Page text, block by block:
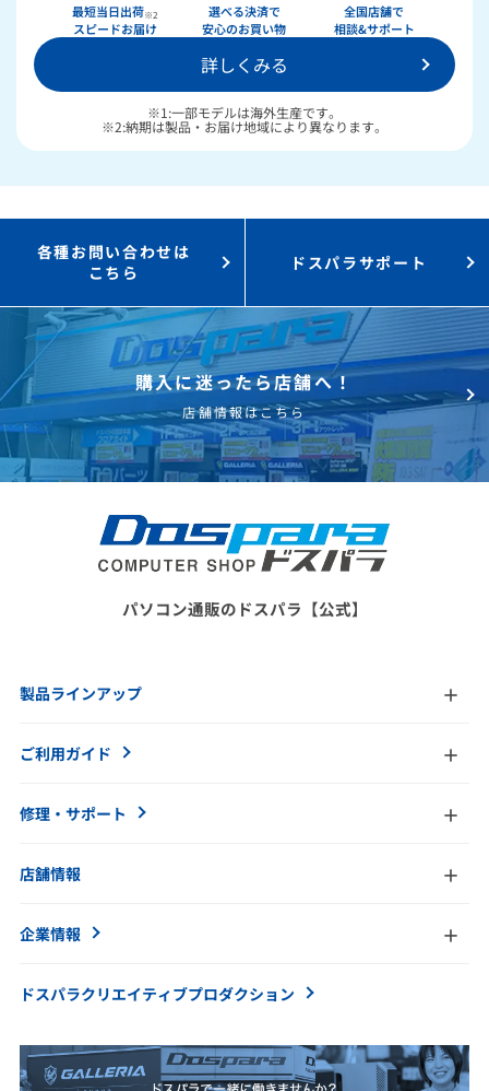
ドスパラ
36回まで無料！
新品のパーツ・周辺機器送料無料！
月額会員ならPC＋主要パーツ物損保証！
購入時のPC下取り3,000円値引き！
最短当日出荷※2
スピードお届け
選べる決済で
安心のお買い物
全国店舗で
相談&サポート
詳しくみる
※1:一部モデルは海外生産です。
※2:納期は製品・お届け地域により異なります。
各種お問い合わせは
こちら
ドスパラサポート
購入に迷ったら店舗へ！
店舗情報はこちら
パソコン通販のドスパラ【公式】
製品ラインアップ
ご利用ガイド
修理・サポート
店舗情報
企業情報
ドスパラクリエイティブプロダクション